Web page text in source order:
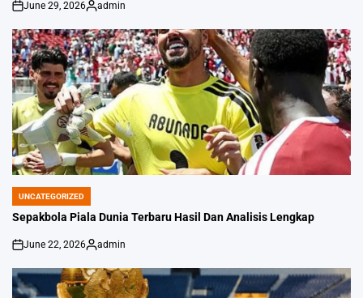
on
June 29, 2026
Posted
admin
POSTED
IN
UNCATEGORIZED
Sepakbola Piala Dunia Terbaru Hasil Dan Analisis Lengkap
on
June 22, 2026
Posted
admin